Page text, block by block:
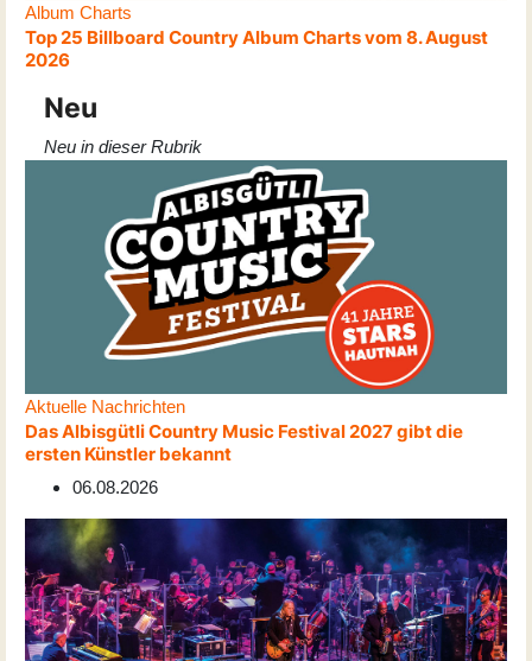
Album Charts
Top 25 Billboard Country Album Charts vom 8. August
2026
Neu
Neu in dieser Rubrik
Aktuelle Nachrichten
Das Albisgütli Country Music Festival 2027 gibt die
ersten Künstler bekannt
06.08.2026